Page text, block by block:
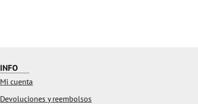
INFO
Mi cuenta
Devoluciones y reembolsos